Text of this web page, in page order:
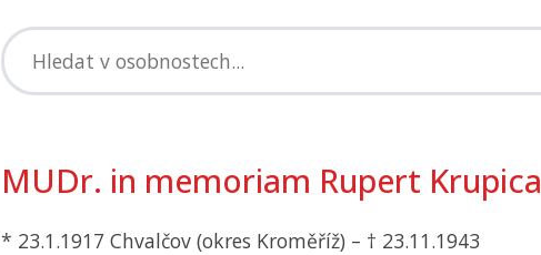
MUDr. in memoriam Rupert Krupica
* 23.1.1917 Chvalčov (okres Kroměříž) – † 23.11.1943